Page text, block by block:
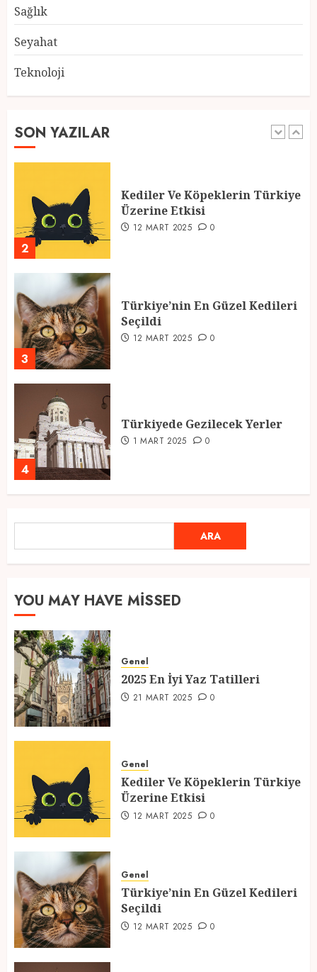
Sağlık
Seyahat
Teknoloji
SON YAZILAR
5
1
2025 En İyi Yaz Tatilleri
2
Kediler Ve Köpeklerin Türkiye
Üzerine Etkisi
12 MART 2025 0
3
Türkiye’nin En Güzel Kedileri
Seçildi
12 MART 2025 0
4
Türkiyede Gezilecek Yerler
1 MART 2025 0
Ramazan Ayı 2025: Manevi
Atmosfer ve Özel Hazırlıklar
1
21 MART 2025
2
Üzerine Etkisi
12 MART 2025 0
3
Seçildi
12 MART 2025 0
ARA
YOU MAY HAVE MISSED
Genel
2025 En İyi Yaz Tatilleri
21 MART 2025 0
Genel
Kediler Ve Köpeklerin Türkiye
Üzerine Etkisi
12 MART 2025 0
Genel
Türkiye’nin En Güzel Kedileri
Seçildi
12 MART 2025 0